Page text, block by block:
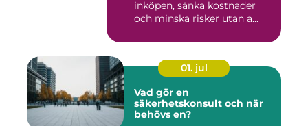
inköpen, sänka kostnader
och minska risker utan a...
01. jul
Vad gör en
säkerhetskonsult och när
behövs en?